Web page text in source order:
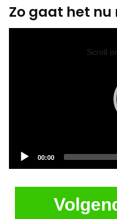
Zo gaat het nu
Scroll
Current
00:00